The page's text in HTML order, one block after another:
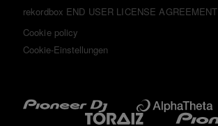
rekordbox END USER LICENSE AGREEMENT
Cookie policy
Cookie-Einstellungen